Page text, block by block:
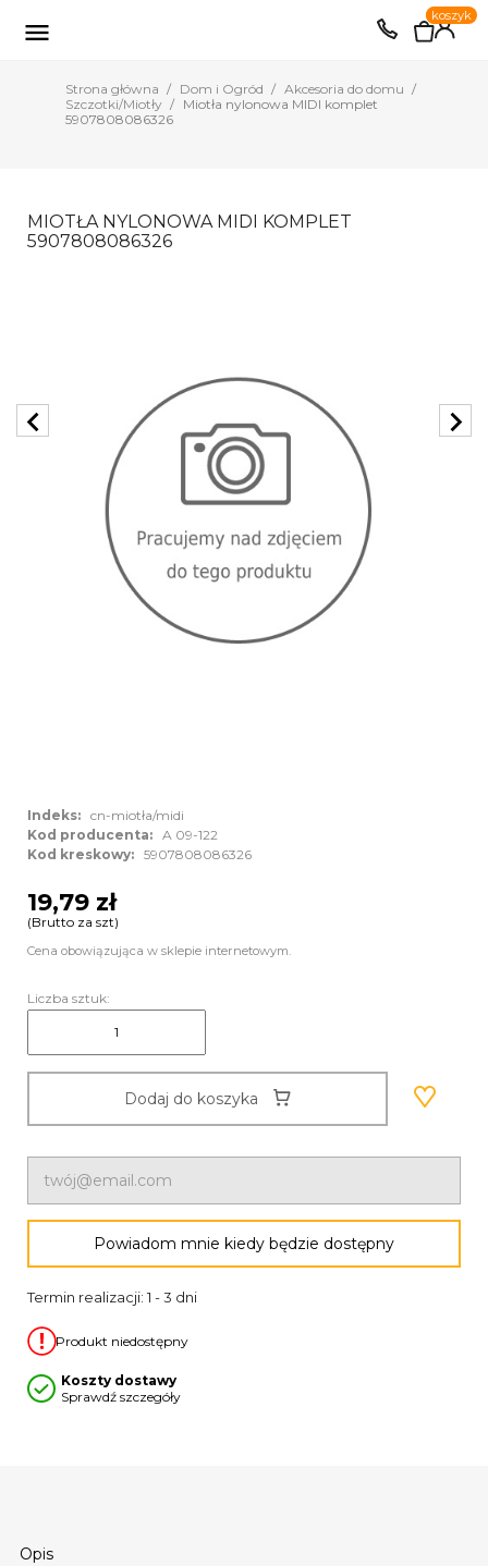
EUR PLN

0
koszyk
Strona główna Dom i Ogród
Akcesoria do domu
Szczotki/Miotły
Miotła nylonowa MIDI komplet
5907808086326
Opis
MIOTŁA NYLONOWA MIDI KOMPLET
5907808086326
chevron_left chevron_right
Indeks: cn-miotła/midi
Kod producenta: A 09-122
Kod kreskowy: 5907808086326
19,79 zł
(Brutto za szt)
Cena obowiązująca w sklepie internetowym.
Liczba sztuk:
Dodaj do koszyka
Powiadom mnie kiedy będzie dostępny
Termin realizacji: 1 - 3 dni
Produkt niedostępny
Koszty dostawy
Sprawdź szczegóły